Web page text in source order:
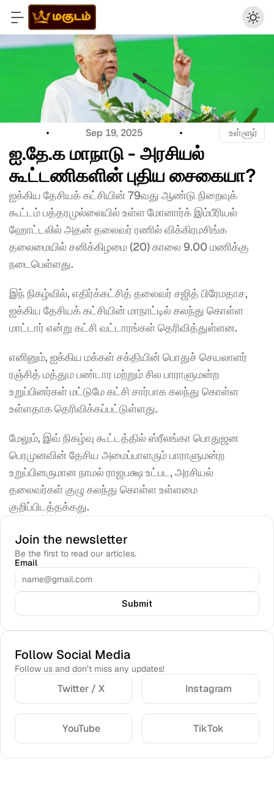
Sep 19, 2025 உள்ளூர்
ஐ.தே.க மாநாடு - அரசியல்
கூட்டணிகளின் புதிய சைகையா?
ஐக்கிய தேசியக் கட்சியின் 79வது ஆண்டு நிறைவுக்
கூட்டம் பத்தரமுல்லையில் உள்ள மோனார்க் இம்பீரியல்
ஹோட்டலில் அதன் தலைவர் ரணில் விக்கிரமசிங்க
தலைமையில் சனிக்கிழமை (20) காலை 9.00 மணிக்கு
நடைபெள்ளது.
இந் நிகழ்வில், எதிர்க்கட்சித் தலைவர் சஜித் பிரேமதாச,
ஐக்கிய தேசியக் கட்சியின் மாநாட்டில் கலந்து கொள்ள
மாட்டார் என்று கட்சி வட்டாரங்கள் தெரிவித்துள்ளன.
எனினும், ஐக்கிய மக்கள் சக்தியின் பொதுச் செயலாளர்
ரஞ்சித் மத்தும பண்டார மற்றும் சில பாராளுமன்ற
உறுப்பினர்கள் மட்டுமே கட்சி சார்பாக கலந்து கொள்ள
உள்ளதாக தெரிவிக்கப்பட்டுள்ளது.
மேலும், இவ் நிகழ்வு கூட்டத்தில் ஸ்ரீலங்கா பொதுஜன
பெரமுனவின் தேசிய அமைப்பாளரும் பாராளுமன்ற
உறுப்பினருமான நாமல் ராஜபக்ஷ உட்பட, அரசியல்
தலைவர்கள் குழு கலந்து கொள்ள உள்ளமை
குறிப்பிடத்தக்கது.
Join the newsletter
Be the first to read our articles.
Email
Submit
Follow Social Media
Follow us and don’t miss any updates!
Twitter / X Instagram
YouTube TikTok